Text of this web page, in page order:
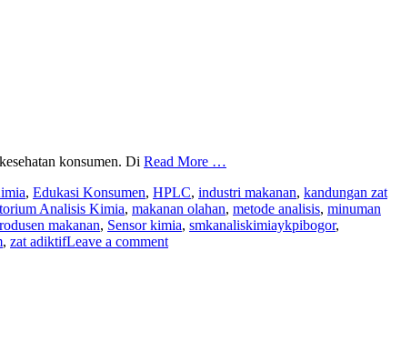
konsumen. Di Read More …
, Edukasi Konsumen, HPLC, industri makanan, kandungan zat
Analisis Kimia, makanan olahan, metode analisis, minuman
makanan, Sensor kimia, smkanaliskimiaykpibogor,
, zat adiktifLeave a comment